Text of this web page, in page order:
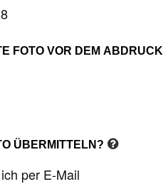
FOTO VOR DEM ABDRUCK
ÜBERMITTELN?
per E-Mail